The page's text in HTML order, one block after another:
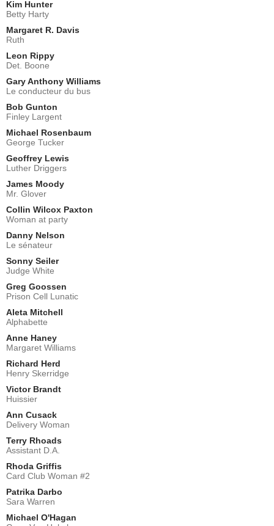
Kim Hunter
Betty Harty
Margaret R. Davis
Ruth
Leon Rippy
Det. Boone
Gary Anthony Williams
Le conducteur du bus
Bob Gunton
Finley Largent
Michael Rosenbaum
George Tucker
Geoffrey Lewis
Luther Driggers
James Moody
Mr. Glover
Collin Wilcox Paxton
Woman at party
Danny Nelson
Le sénateur
Sonny Seiler
Judge White
Greg Goossen
Prison Cell Lunatic
Aleta Mitchell
Alphabette
Anne Haney
Margaret Williams
Richard Herd
Henry Skerridge
Victor Brandt
Huissier
Ann Cusack
Delivery Woman
Terry Rhoads
Assistant D.A.
Rhoda Griffis
Card Club Woman #2
Patrika Darbo
Sara Warren
Michael O'Hagan